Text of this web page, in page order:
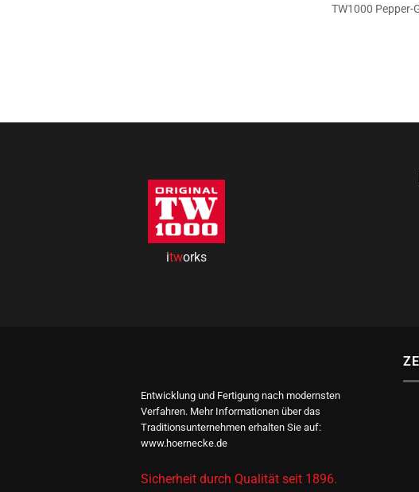
TW1000 Pepper-
itworks
Entwicklung und Fertigung nach modernsten
Verfahren. Mehr Informationen über das
Traditionsunternehmen erhalten Sie auf:
www.hoernecke.de
Sicherheit durch Qualität seit 1896.